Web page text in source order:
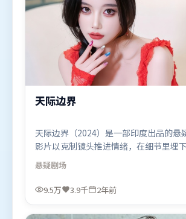
天际边界
天际边界（2024）是一部印度出品的悬
影片以克制镜头推进情绪，在细节里埋
最后一刻才揭开谜底。类型元素被重新组
经典也尝试突破套路。由娄烨执导，全智
张译，王景春、易烊千玺等联袂出演。影
题材的观众观看。
悬疑剧场
9.5万 3.9千 2年前